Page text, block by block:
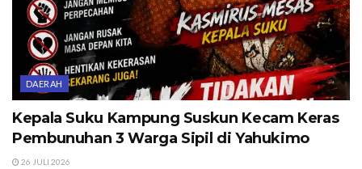
DAERAH
Kepala Suku Kampung Suskun Kecam Keras
Pembunuhan 3 Warga Sipil di Yahukimo
26 JULI 2026